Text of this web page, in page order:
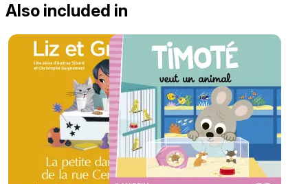
Also included in